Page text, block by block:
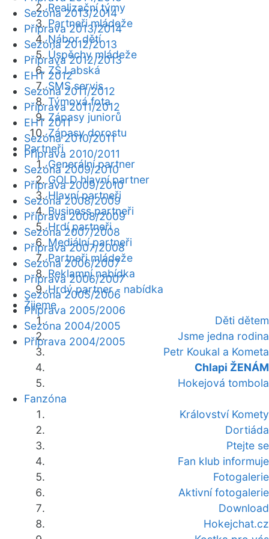
Realizační týmy
Partneři mládeže
Nábor dětí
Úspěchy mládeže
ZŠ Labská
SMS servis
Týmová fota
Zápasy juniorů
Zápasy dorostu
Partneři
Generální partner
GOLD hlavní partner
Hlavní partneři
Business partneři
Hrdí partneři
Mediální partneři
Partneři mládeže
Reklamní nabídka
Hrdý partner - nabídka
Žijeme
Děti dětem
Jsme jedna rodina
Petr Koukal a Kometa
Chlapi ŽENÁM
Hokejová tombola
Fanzóna
Království Komety
Dortiáda
Ptejte se
Fan klub informuje
Fotogalerie
Aktivní fotogalerie
Download
Hokejchat.cz
Sezóna 2013/2014
Příprava 2013/2014
Sezóna 2012/2013
Příprava 2012/2013
EHT 2012
Sezóna 2011/2012
Příprava 2011/2012
EHT 2011
Sezóna 2010/2011
Příprava 2010/2011
Sezóna 2009/2010
Příprava 2009/2010
Sezóna 2008/2009
Příprava 2008/2009
Sezóna 2007/2008
Příprava 2007/2008
Sezóna 2006/2007
Příprava 2006/2007
Sezóna 2005/2006
Příprava 2005/2006
Sezóna 2004/2005
Příprava 2004/2005